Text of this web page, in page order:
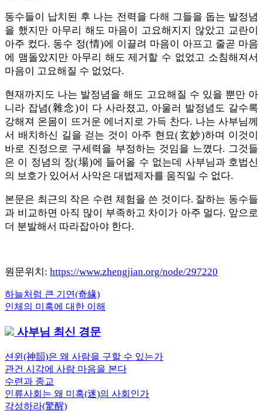
동수들이 납치된 후 나는 전력을 다해 그들을 돕는 발정념
을 했지만 아무리 해도 마음이 고요해지지 않았고 교란이
아주 컸다. 동수 정(情)에 이끌려 마음이 아프고 줄곧 마음
에 맴돌았지만 아무리 해도 제거할 수 없었고 소침해져서
마음이 고요해질 수 없었다.
현재까지도 나는 발정념을 해도 고요해질 수 있을 뿐만 아
니라 잡념(雜念)이 다 사라졌고, 아울러 발정념도 갈수록
강해져 온몸이 뜨거운 에너지로 가득 찬다. 나는 사부님께
서 배치하신 길을 걷는 것이 아주 현묘(玄妙)하며 이것이
바로 진정으로 구세력을 부정하는 것임을 느꼈다. 그것들
은 이 정념의 장(場)에 들어올 수 없는데 사부님과 호법신
의 보호가 있어서 사악은 대법제자를 움직일 수 없다.
본문은 최근의 작은 수련 체험을 쓴 것이다. 잘하는 동수들
과 비교하면 아직 많이 부족하고 차이가 아주 멀다. 앞으로
더 분발해서 따라잡아야 한다.
원문위치: https://www.zhengjian.org/node/297220
글
비
게
이
션
Previous
Post:
하늘처럼 큰 기연(奇緣)
Next
인체의 미혹에 대한 이해
사부님 최신 경문
션윈(神韻)은 왜 사람을 구할 수 있는가
관건 시각에 사람 마음을 본다
수련과 종교
인류사회는 왜 미혹(迷)의 사회인가
각성하라(驚醒)